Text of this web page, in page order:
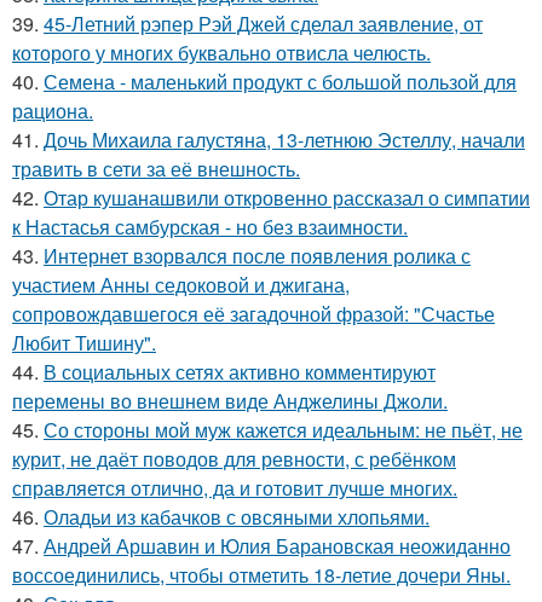
39. 45-Летний рэпер Рэй Джей сделал заявление, от
которого у многих буквально отвисла челюсть.
40. Семена - маленький продукт с большой пользой для
рациона.
41. Дочь Михаила галустяна, 13-летнюю Эстеллу, начали
травить в сети за её внешность.
42. Отар кушанашвили откровенно рассказал о симпатии
к Настасья самбурская - но без взаимности.
43. Интернет взорвался после появления ролика с
участием Анны седоковой и джигана,
сопровождавшегося её загадочной фразой: "Счастье
Любит Тишину".
44. В социальных сетях активно комментируют
перемены во внешнем виде Анджелины Джоли.
45. Со стороны мой муж кажется идеальным: не пьёт, не
курит, не даёт поводов для ревности, с ребёнком
справляется отлично, да и готовит лучше многих.
46. Оладьи из кабачков с овсяными хлопьями.
47. Андрей Аршавин и Юлия Барановская неожиданно
воссоединились, чтобы отметить 18-летие дочери Яны.